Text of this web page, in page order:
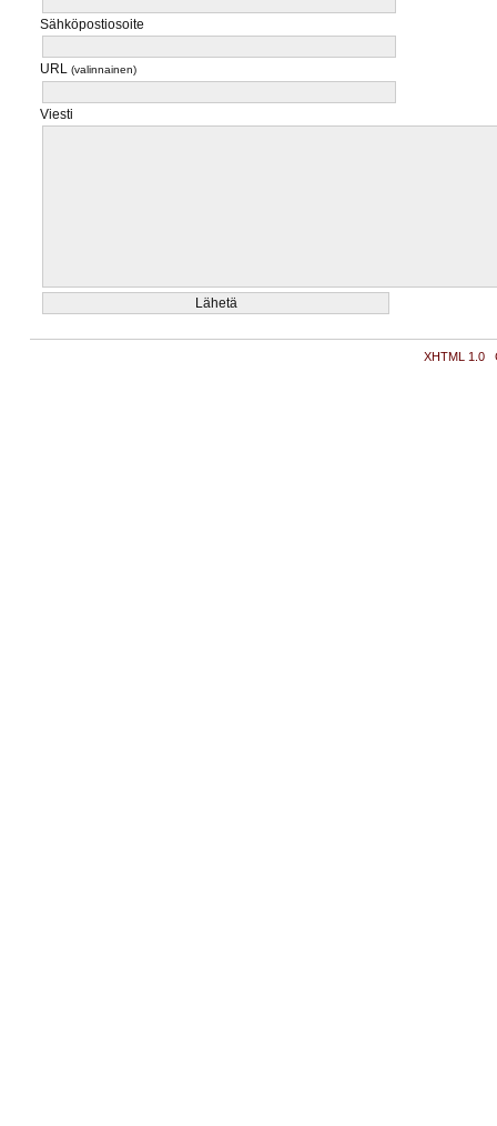
Sähköpostiosoite
URL (valinnainen)
Viesti
XHTML 1.0